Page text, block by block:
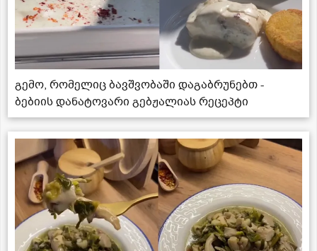
გემო, რომელიც ბავშვობაში დაგაბრუნებთ -
ბებიის დანატოვარი გებჟალიას რეცეპტი